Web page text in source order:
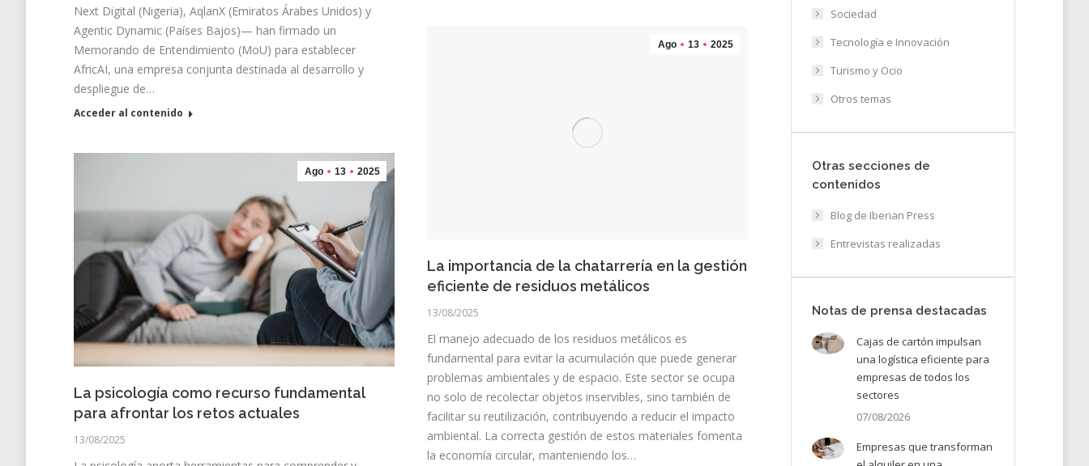
Next Digital (Nigeria), AqlanX (Emiratos Árabes Unidos) y
Agentic Dynamic (Países Bajos)— han firmado un
Memorando de Entendimiento (MoU) para establecer
AfricAI, una empresa conjunta destinada al desarrollo y
despliegue de…
Acceder al contenido
Ago 13 2025
La importancia de la chatarrería en la gestión
eficiente de residuos metálicos
13/08/2025
El manejo adecuado de los residuos metálicos es
fundamental para evitar la acumulación que puede generar
problemas ambientales y de espacio. Este sector se ocupa
no solo de recolectar objetos inservibles, sino también de
facilitar su reutilización, contribuyendo a reducir el impacto
ambiental. La correcta gestión de estos materiales fomenta
la economía circular, manteniendo los…
Ago 13 2025
La psicología como recurso fundamental
para afrontar los retos actuales
13/08/2025
Sociedad
Tecnología e Innovación
Turismo y Ocio
Otros temas
Otras secciones de
contenidos
Blog de Iberian Press
Entrevistas realizadas
Notas de prensa destacadas
Cajas de cartón impulsan
una logística eficiente para
empresas de todos los
sectores
07/08/2026
Empresas que transforman